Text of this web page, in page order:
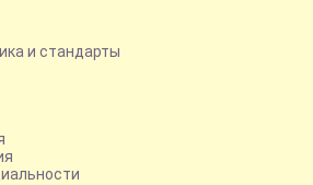
и стандарты